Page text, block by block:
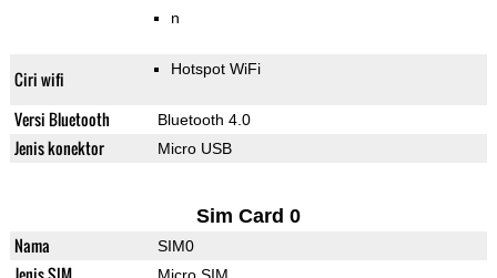
n
Ciri wifi Hotspot WiFi
Versi Bluetooth Bluetooth 4.0
Jenis konektor Micro USB
Sim Card 0
Nama SIM0